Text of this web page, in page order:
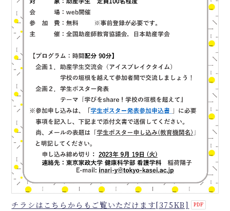
チラシはこちらからもご覧いただけます[375KB]